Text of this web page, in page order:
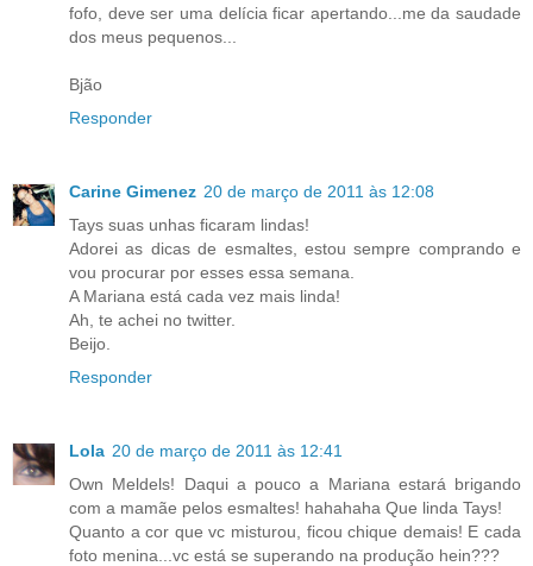
fofo, deve ser uma delícia ficar apertando...me da saudade
dos meus pequenos...
Bjão
Responder
Carine Gimenez 20 de março de 2011 às 12:08
Tays suas unhas ficaram lindas!
Adorei as dicas de esmaltes, estou sempre comprando e
vou procurar por esses essa semana.
A Mariana está cada vez mais linda!
Ah, te achei no twitter.
Beijo.
Responder
Lola 20 de março de 2011 às 12:41
Own Meldels! Daqui a pouco a Mariana estará brigando
com a mamãe pelos esmaltes! hahahaha Que linda Tays!
Quanto a cor que vc misturou, ficou chique demais! E cada
foto menina...vc está se superando na produção hein???